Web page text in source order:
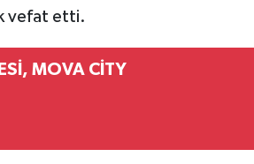
vefat etti.
MOVA CİTY